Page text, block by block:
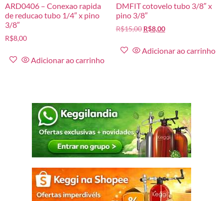
ARD0406 – Conexao rapida
de reducao tubo 1/4″ x pino
3/8″
R$8,00
Adicionar ao carrinho
DMFIT cotovelo tubo 3/8″ x
pino 3/8″
R$15,00 R$8,00
Adicionar ao carrinho